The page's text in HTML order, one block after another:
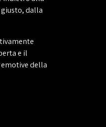
giusto, dalla
e il
della